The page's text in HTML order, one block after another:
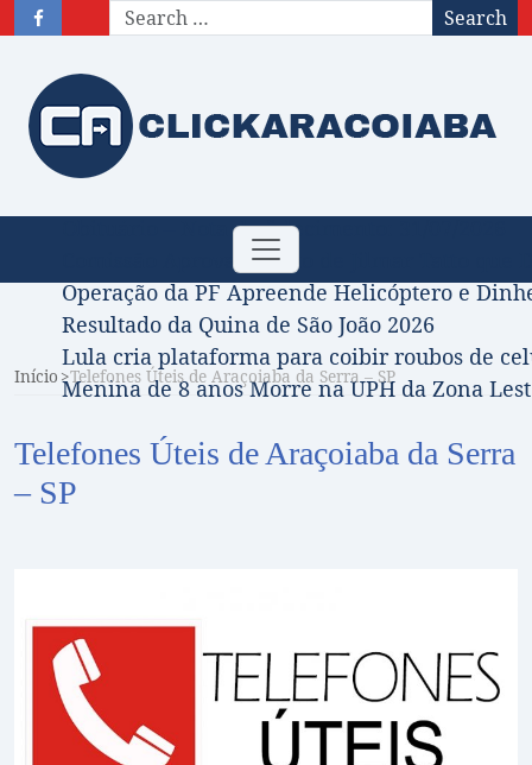
Search
Toggle navigation
Obituário – Nota de falecimento: 31/07/2026
Comissão Aprova Projeto de Jilmar Tatto
Operação da PF Apreende Helicóptero e
Resultado da Quina de São João 2026
Lula cria plataforma para coibir roubos de
Menina de 8 anos Morre na UPH da Zona
Início Telefones Úteis de Araçoiaba da Serra – SP
Telefones Úteis de Araçoiaba da Serra
– SP